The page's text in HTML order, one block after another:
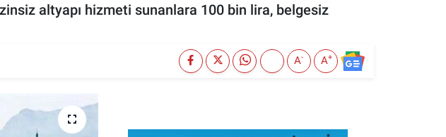
altyapı hizmeti sunanlara 100 bin lira, belgesiz
A- A+